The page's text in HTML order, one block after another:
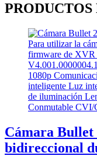
PRODUCTOS
Cámara
bidireccional